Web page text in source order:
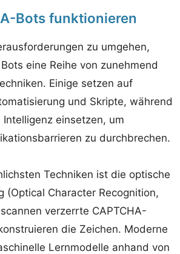
Bots funktionieren
zu umgehen,
eine Reihe von zunehmend
Einige setzen auf
und Skripte, während
einsetzen, um
zu durchbrechen.
Techniken ist die optische
(Optical Character Recognition,
verzerrte CAPTCHA-
die Zeichen. Moderne
Lernmodelle anhand von